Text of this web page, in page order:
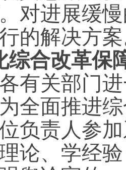
对进展缓
的解决方
综合改革保
有关部门
全面推进
负责人参
论、学经